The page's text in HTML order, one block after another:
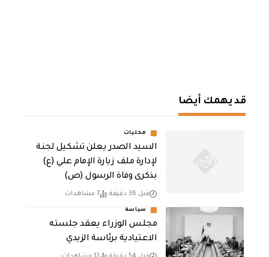
قد يهمك أيضا
محليات
السيد الصدر يعلن تشكيل لجنة
لإدارة ملف زيارة الإمام علي (ع)
بذكرى وفاة الرسول (ص)
قبل 36 دقيقة 7 مشاهدات
سياسة
مجلس الوزراء يعقد جلسته
الاعتيادية برئاسة الزيدي